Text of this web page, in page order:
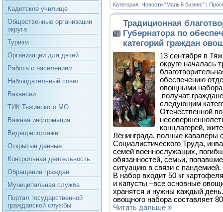
Кадетское училище
Общественные организации
округа
Туризм
Организации для детей
Работа с населением
Наблюдательный совет
Вакансии
ТИК Тяжинского МО
Важная информация
Видеорепортажи
Открытые данные
Контрольная деятельность
Обращение граждан
Муниципальная служба
Портал государственной
гражданской службы
Категория: Новости "Малый бизнес" |
Традиционная
Губернатора по
категорий граждан
13 сентября в
округе началась
обеспечению
овощными
получат
следующим
Отечественной
концлагерей,
Ленинграда, полные кавалеры
Социалистического Труда,
семей военнослужащих,
обязанностей, семьи,
ситуацию в связи с пандемией.
В набор входит 50 кг
и капусты –все основные
хранятся и нужны каждый
овощного набора составляет
Читать дальше »